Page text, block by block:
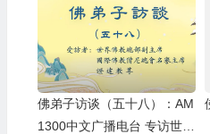
佛弟子访谈（五十八）：AM
1300中文广播电台 专访世界